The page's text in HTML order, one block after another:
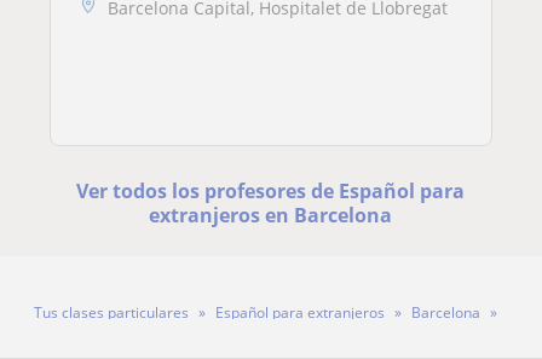
Barcelona Capital, Hospitalet de Llobregat
Ver todos los profesores de Español para
extranjeros en Barcelona
Tus clases particulares Español para extranjeros
Barcelona